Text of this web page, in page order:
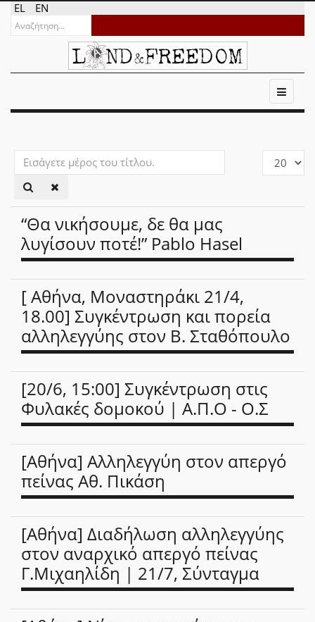
EL EN
Εισάγετε
μέρος
του
τίτλου.
Εμφάνιση
“Θα νικήσουμε, δε θα μας
λυγίσουν ποτέ!” Pablo Hasel
[ Αθήνα, Μοναστηράκι 21/4,
18.00] Συγκέντρωση και πορεία
αλληλεγγύης στον Β. Σταθόπουλο
[20/6, 15:00] Συγκέντρωση στις
Φυλακές δομοκού | Α.Π.Ο - Ο.Σ
[Αθήνα] Αλληλεγγύη στον απεργό
πείνας Αθ. Πικάση
[Αθήνα] Διαδήλωση αλληλεγγύης
στον αναρχικό απεργό πείνας
Γ.Μιχαηλίδη | 21/7, Σύνταγμα